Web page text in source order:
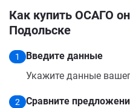
Как купить ОСАГО
Подольске
1
Введите данные
Укажите данные
2
Сравните